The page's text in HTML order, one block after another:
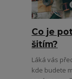
Co je
šitím?
Láká vás
kde budete